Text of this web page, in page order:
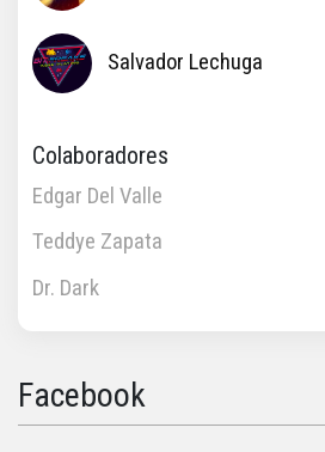
Salvador Lechuga
Colaboradores
Edgar Del Valle
Teddye Zapata
Dr. Dark
Facebook